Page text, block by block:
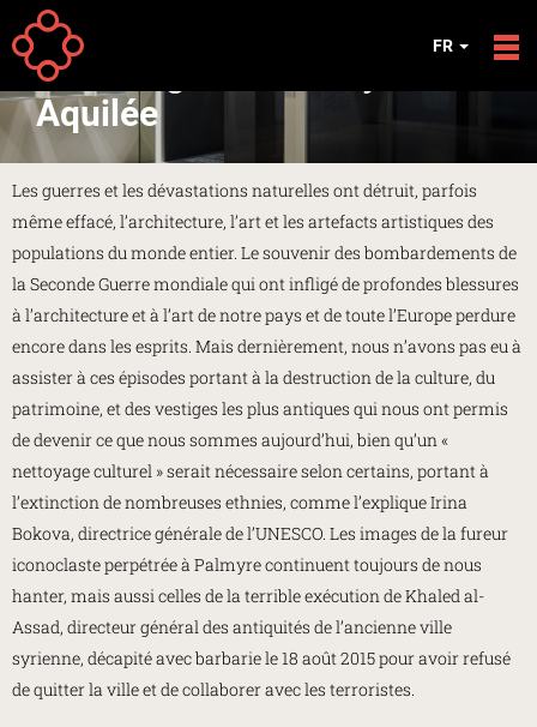
Aller au contenu principal
FR
EXPOSITIONS
Les visages de Palmyre à
Aquilée
Les guerres et les dévastations naturelles ont détruit, parfois
même effacé, l’architecture, l’art et les artefacts artistiques des
populations du monde entier. Le souvenir des bombardements de
la Seconde Guerre mondiale qui ont infligé de profondes blessures
à l’architecture et à l’art de notre pays et de toute l’Europe perdure
encore dans les esprits. Mais dernièrement, nous n’avons pas eu à
assister à ces épisodes portant à la destruction de la culture, du
patrimoine, et des vestiges les plus antiques qui nous ont permis
de devenir ce que nous sommes aujourd’hui, bien qu’un «
nettoyage culturel » serait nécessaire selon certains, portant à
l’extinction de nombreuses ethnies, comme l’explique Irina
Bokova, directrice générale de l’UNESCO. Les images de la fureur
iconoclaste perpétrée à Palmyre continuent toujours de nous
hanter, mais aussi celles de la terrible exécution de Khaled al-
Assad, directeur général des antiquités de l’ancienne ville
syrienne, décapité avec barbarie le 18 août 2015 pour avoir refusé
de quitter la ville et de collaborer avec les terroristes.